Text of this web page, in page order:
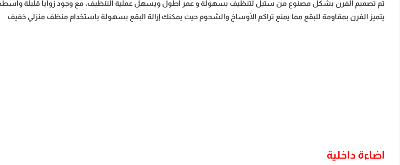
تم تصميم الفرن بشكل مصنوع من ستيل لتنظيف بسهولة و عمر أطول ويسهل عملية التنظيف، مع وجود زوايا قليلة وأسطح
يتميز الفرن بمقاومة للبقع مما يمنع تراكم الأوساخ والشحوم حيث يمكنك إزالة البقع بسهولة باستخدام منظف منزلي خفيف
اضاءة داخلية